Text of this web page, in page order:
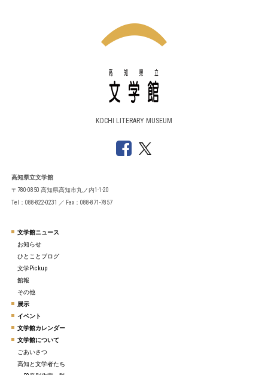
KOCHI LITERARY MUSEUM
高知県立文学館
〒780-0850 高知県高知市丸ノ内1-1-20
Tel：088-822-0231 ／ Fax：088-871-7857
文学館ニュース
お知らせ
ひとことブログ
文学Pickup
館報
その他
展示
イベント
文学館カレンダー
文学館について
ごあいさつ
高知と文学者たち